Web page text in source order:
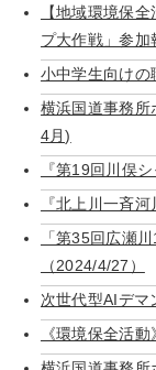
【地域環境保
プ大作戦」参加
小中学生向けの
横浜国道事務
4月)
『第19回川俣
『北上川一斉
「第35回広瀬
（2024/4/27）
次世代型AIデマ
《環境保全活